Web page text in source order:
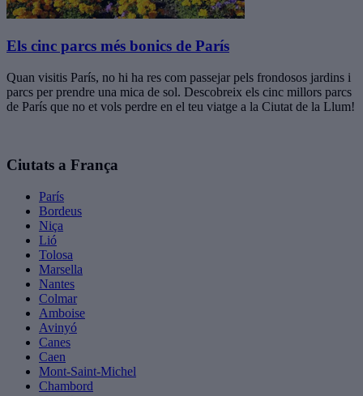
Els cinc parcs més bonics de París
Quan visitis París, no hi ha res com passejar pels frondosos jardins i
parcs per prendre una mica de sol. Descobreix els cinc millors parcs
de París que no et vols perdre en el teu viatge a la Ciutat de la Llum!
Ciutats a França
París
Bordeus
Niça
Lió
Tolosa
Marsella
Nantes
Colmar
Amboise
Avinyó
Canes
Caen
Mont-Saint-Michel
Chambord